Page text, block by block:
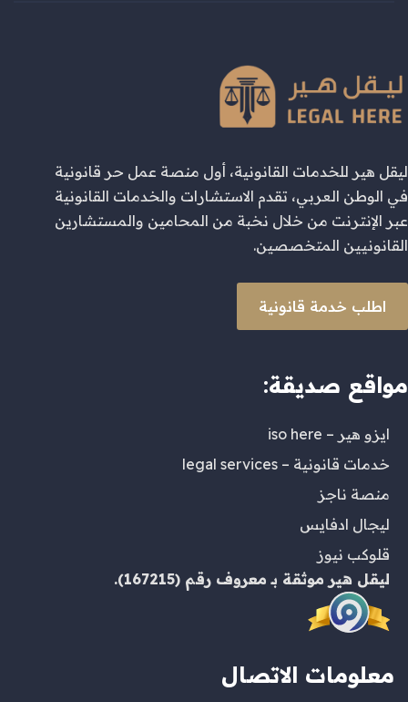
ليقل هير للخدمات القانونية، أول منصة عمل حر قانونية
في الوطن العربي، تقدم الاستشارات والخدمات القانونية
عبر الإنترنت من خلال نخبة من المحامين والمستشارين
القانونيين المتخصصين.
اطلب خدمة قانونية
مواقع صديقة:
ايزو هير – iso here
خدمات قانونية – legal services
منصة ناجز
ليجال ادفايس
قلوكب نيوز
ليقل هير موثقة بـ معروف رقم (167215).
معلومات الاتصال